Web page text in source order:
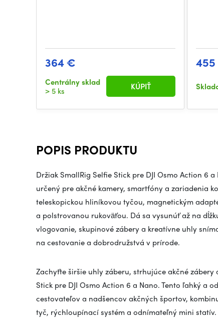
364 €
Centrálny sklad
> 5 ks
KÚPIŤ
POPIS PRODUKTU
Držiak SmallRig Selfie Stick pre DJI Osmo Action
určený pre akčné kamery, smartfóny a zariadenia
teleskopickou hliníkovou tyčou, magnetickým
a polstrovanou rukoväťou. Dá sa vysunúť až na
vlogovanie, skupinové zábery a kreatívne uhly
na cestovanie a dobrodružstvá v prírode.
Zachyťte širšie uhly záberu, strhujúce akčné
Stick pre DJI Osmo Action 6 a Nano. Tento ľahký a
cestovateľov a nadšencov akčných športov,
tyč, rýchloupínací systém a odnímateľný mini statív.